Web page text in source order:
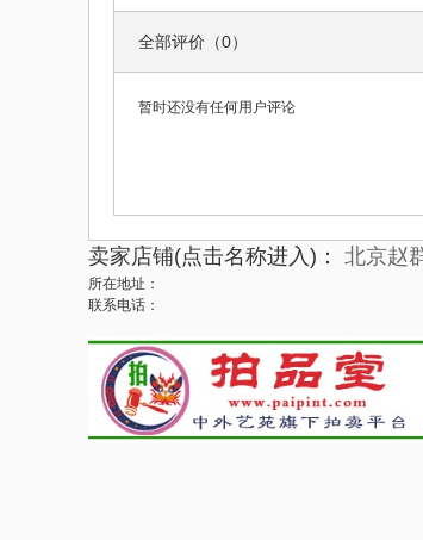
全部评价（0）
暂时还没有任何用户评论
卖家店铺(点击名称进入)： 北京赵
所在地址：
联系电话：